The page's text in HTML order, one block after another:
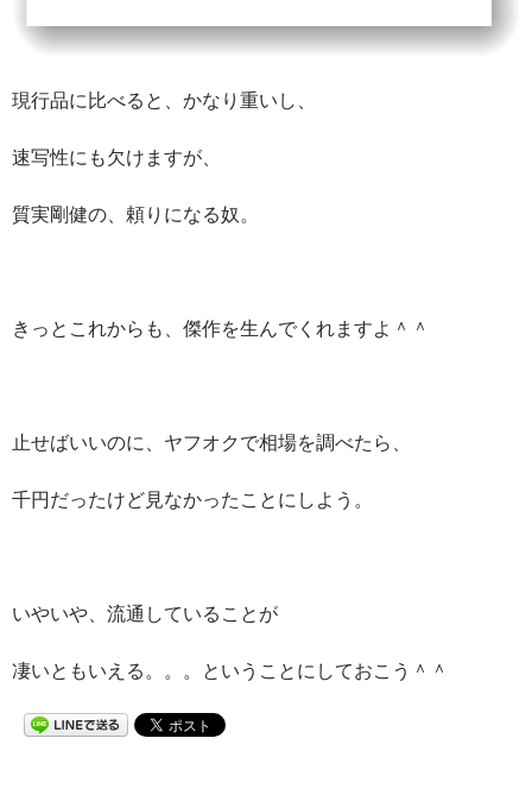
現行品に比べると、かなり重いし、
速写性にも欠けますが、
質実剛健の、頼りになる奴。
きっとこれからも、傑作を生んでくれますよ＾＾
止せばいいのに、ヤフオクで相場を調べたら、
千円だったけど見なかったことにしよう。
いやいや、流通していることが
凄いともいえる。。。ということにしておこう＾＾